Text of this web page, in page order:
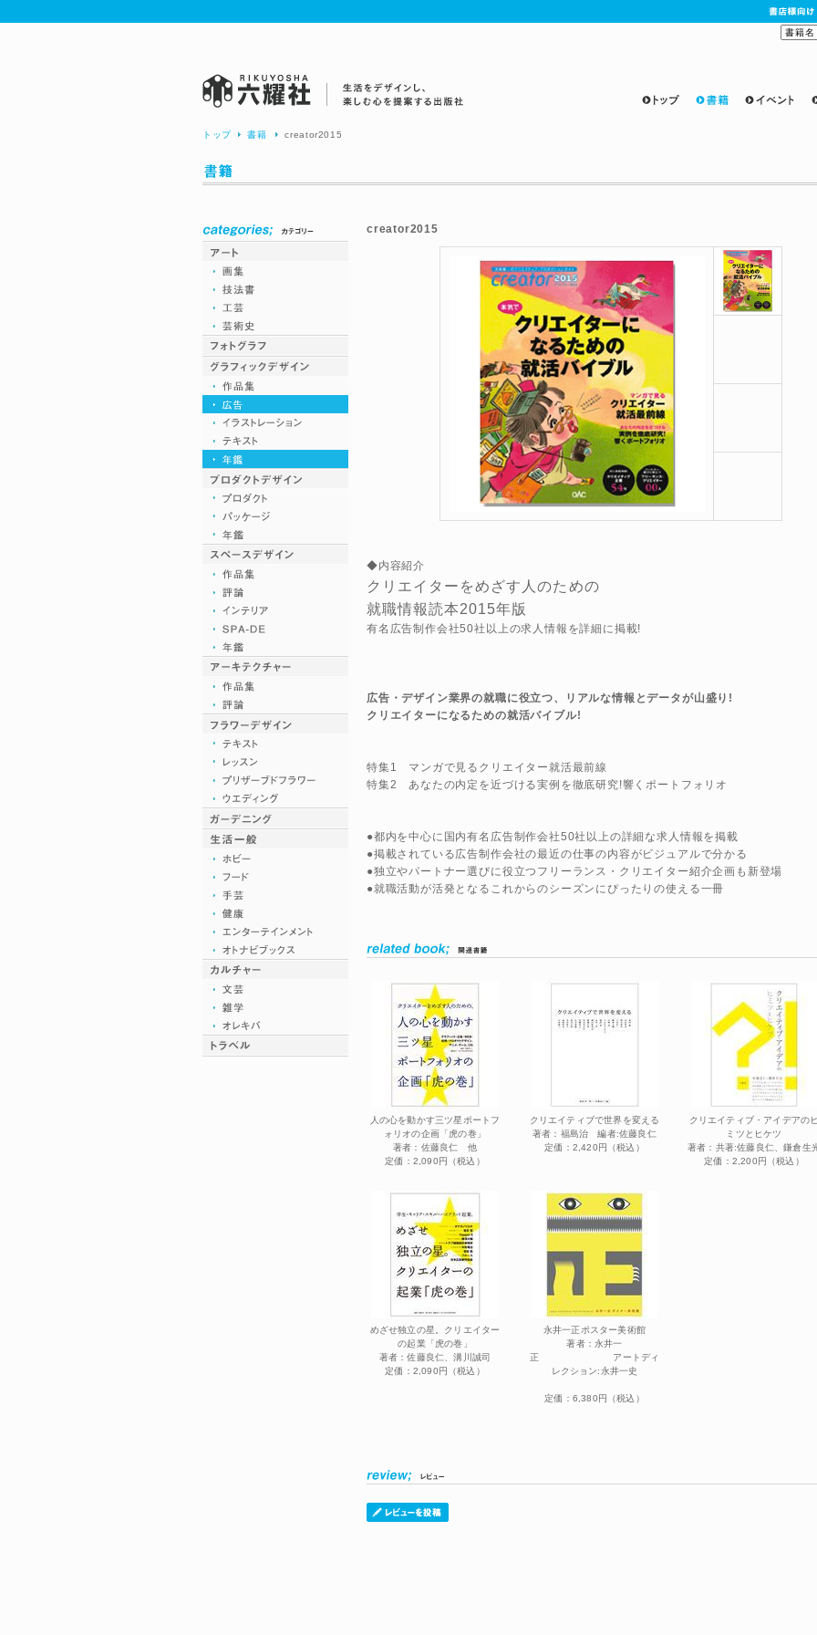
六耀社(りくようしゃ) - 生活をデザインし、楽し
トップ 書籍 creator2015
creator2015
◆内容紹介
クリエイターをめざす人のための
就職情報読本2015年版
有名広告制作会社50社以上の求人情報を詳細に掲載!
広告・デザイン業界の就職に役立つ、リアルな情報とデータが山盛り!
クリエイターになるための就活バイブル!
特集1 マンガで見るクリエイター就活最前線
特集2 あなたの内定を近づける実例を徹底研究!響くポートフォリオ
●都内を中心に国内有名広告制作会社50社以上の詳細な求人情報を掲載
●掲載されている広告制作会社の最近の仕事の内容がビジュアルで分かる
●独立やパートナー選びに役立つフリーランス・クリエイター紹介企画も新登場
●就職活動が活発となるこれからのシーズンにぴったりの使える一冊
人の心を動かす三ツ星ポートフ
ォリオの企画「虎の巻」
著者：佐藤良仁 他
定価：2,090円（税込）
クリエイティブで世界を変える
著者：福島治 編者:佐藤良仁
定価：2,420円（税込）
クリエイティブ・アイデアの
ミツとヒケツ
著者：共著:佐藤良仁、鎌倉生
定価：2,200円（税込）
めざせ独立の星。クリエイター
の起業「虎の巻」
著者：佐藤良仁、溝川誠司
定価：2,090円（税込）
永井一正ポスター美術館
著者：永井一
正 アートディ
レクション:永井一史
定価：6,380円（税込）